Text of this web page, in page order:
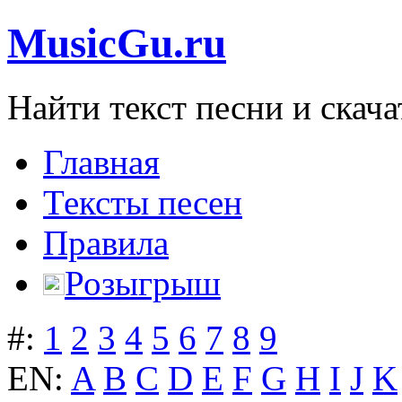
MusicGu.ru
Найти текст песни и
Главная
Тексты песен
Правила
Розыгрыш
#: 1 2 3 4 5 6 7 8 9
EN: A B C D E F G H I J K